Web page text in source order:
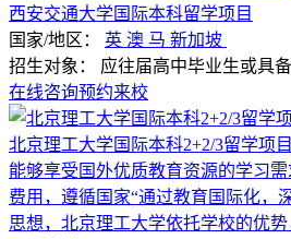
西安交通大学国际本科留学项目
国家/地区： 英 澳 马 新加坡
招生对象： 应往届高中毕业生或具
在线咨询预约来校
北京理工大学国际本科2+2/3留学项
能够享受国外优质教育资源的学习
费用，遵循国家“通过教育国际化，
思想，北京理工大学依托学校的优势